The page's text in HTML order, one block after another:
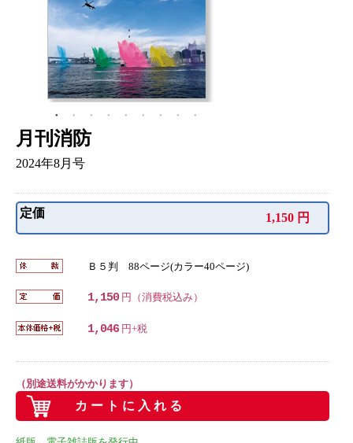
【 内容見本 】
【 内容見本 】
【 内容見本 】
【 内容見本 】
【 内容見本 】
【 内容見本 】
【 内容見本 】
【 内容見本 】
月刊消防
2024年8月号
定価 1,150 円
Ｂ５判 88ページ(カラー40ページ)
1,150 円（消費税込み）
1,046 円+税
（別途送料がかかります）
カートに入れる